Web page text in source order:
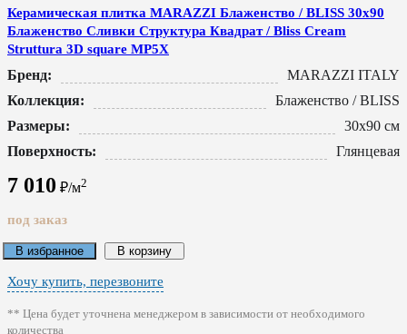
Керамическая плитка MARAZZI Блаженство / BLISS 30x90
Блаженство Сливки Структура Квадрат / Bliss Cream
Struttura 3D square MP5X
Бренд:
MARAZZI ITALY
Коллекция:
Блаженство / BLISS
Размеры:
30x90 см
Поверхность:
Глянцевая
7 010 ₽/м2
под заказ
В избранное В корзину
Хочу купить, перезвоните
** Цена будет уточнена менеджером в зависимости от необходимого
количества